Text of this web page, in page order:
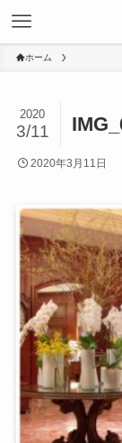
ホーム
2020
3/11
2020年3月11日